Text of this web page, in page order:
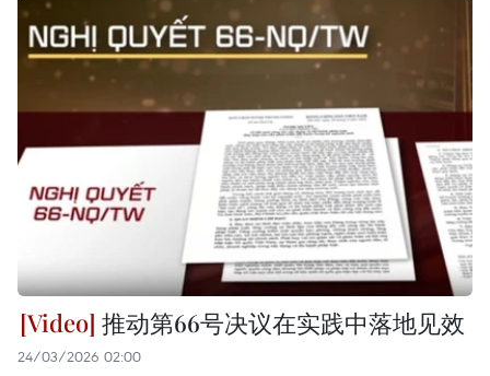
推动第66号决议在实践中落地见效
24/03/2026 02:00